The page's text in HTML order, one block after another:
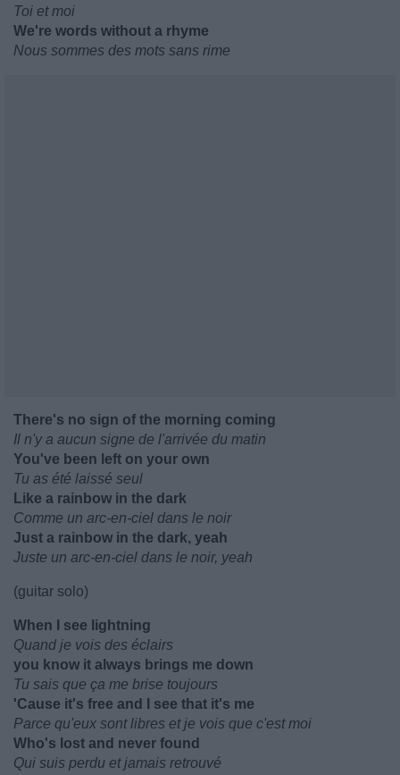
Toi et moi
We're words without a rhyme
Nous sommes des mots sans rime
There's no sign of the morning coming
Il n'y a aucun signe de l'arrivée du matin
You've been left on your own
Tu as été laissé seul
Like a rainbow in the dark
Comme un arc-en-ciel dans le noir
Just a rainbow in the dark, yeah
Juste un arc-en-ciel dans le noir, yeah
(guitar solo)
When I see lightning
Quand je vois des éclairs
you know it always brings me down
Tu sais que ça me brise toujours
'Cause it's free and I see that it's me
Parce qu'eux sont libres et je vois que c'est moi
Who's lost and never found
Qui suis perdu et jamais retrouvé